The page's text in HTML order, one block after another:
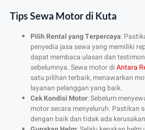
Tips Sewa Motor di Kuta
Pilih Rental yang Terpercaya:
penyedia jasa sewa yang memiliki
dapat membaca ulasan dan
sebelumnya.Sewa motor diAntara
satu pilihan terbaik, menawarkan
layanan pelanggan yang baik.
Cek Kondisi Motor: Sebelum
motor secara menyeluruh. Pastikan
dengan baik dan tidak ada